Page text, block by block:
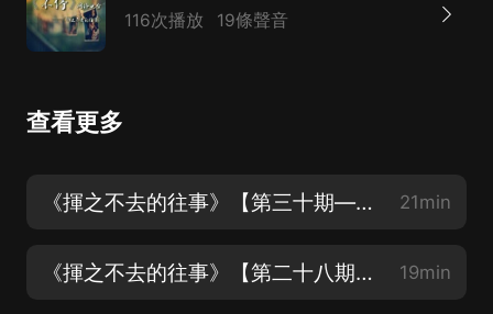
116次播放 19條聲音
查看更多
《揮之不去的往事》【第三十期——百年好合與你無關】 21min
《揮之不去的往事》【第二十八期——有一種回憶叫翻唱】主播：柒夏 19min